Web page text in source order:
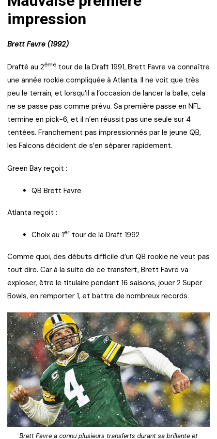
impression
Brett Favre (1992)
Drafté au 2ème tour de la Draft 1991, Brett Favre va connaître
une année rookie compliquée à Atlanta. Il ne voit que très
peu le terrain, et lorsqu’il a l’occasion de lancer la balle, cela
ne se passe pas comme prévu. Sa première passe en NFL
termine en pick-6, et il n’en réussit pas une seule sur 4
tentées. Franchement pas impressionnés par le jeune QB,
les Falcons décident de s’en séparer rapidement.
Green Bay reçoit :
QB Brett Favre
Atlanta reçoit :
Choix au 1er tour de la Draft 1992
Comme quoi, des débuts difficile d’un QB rookie ne veut pas
tout dire. Car à la suite de ce transfert, Brett Favre va
exploser, être le titulaire pendant 16 saisons, jouer 2 Super
Bowls, en remporter 1, et battre de nombreux records.
Brett Favre a connu plusieurs transferts durant sa brillante et